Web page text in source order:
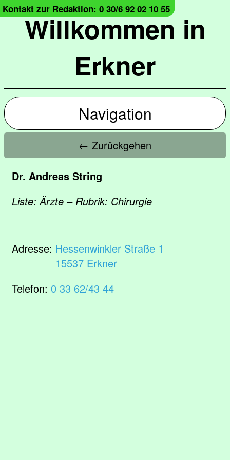
Willkommen in
Erkner
Kontakt zur Redaktion: 0 30/6 92 02 10 55
Navigation
← Zurückgehen
Dr. Andreas String
Liste: Ärzte – Rubrik: Chirurgie
Adresse: Hessenwinkler Straße 1
15537 Erkner
Telefon: 0 33 62/43 44